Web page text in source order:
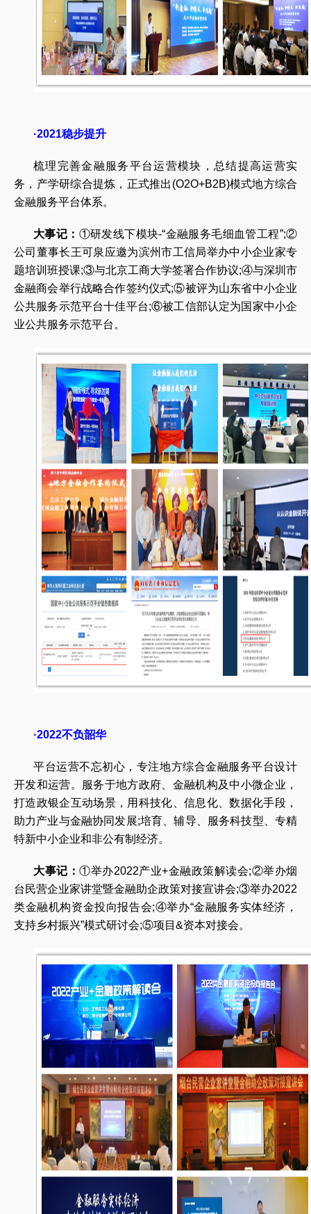
·2021稳步提升
梳理完善金融服务平台运营模块，总结提高运营实
务，产学研综合提炼，正式推出(O2O+B2B)模式地方综合
金融服务平台体系。
大事记： ①研发线下模块-“金融服务毛细血管工程”;②
公司董事长王可泉应邀为滨州市工信局举办中小企业家专
题培训班授课;③与北京工商大学签署合作协议;④与深圳市
金融商会举行战略合作签约仪式;⑤被评为山东省中小企业
公共服务示范平台十佳平台;⑥被工信部认定为国家中小企
业公共服务示范平台。
·2022不负韶华
平台运营不忘初心，专注地方综合金融服务平台设计
开发和运营。服务于地方政府、金融机构及中小微企业，
打造政银企互动场景，用科技化、信息化、数据化手段，
助力产业与金融协同发展;培育、辅导、服务科技型、专精
特新中小企业和非公有制经济。
大事记： ①举办2022产业+金融政策解读会;②举办烟
台民营企业家讲堂暨金融助企政策对接宣讲会;③举办2022
类金融机构资金投向报告会;④举办“金融服务实体经济，
支持乡村振兴”模式研讨会;⑤项目&资本对接会。